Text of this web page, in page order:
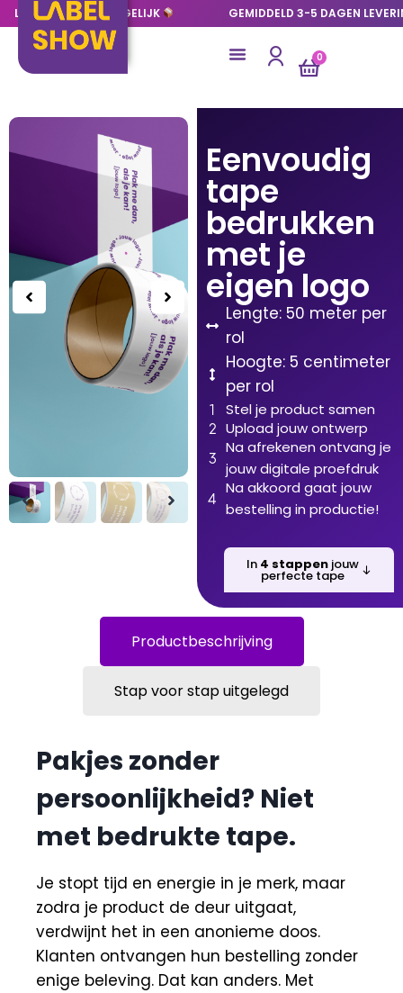
LAGE OPLAGES MOGELIJK GEMIDDELD 3-5 DAGEN
0
Eenvoudig
tape
bedrukken
met je
eigen logo
Lengte: 50 meter per
rol
Hoogte: 5 centimeter
per rol
Stel je product samen
Upload jouw ontwerp
Na afrekenen ontvang je
jouw digitale proefdruk
Na akkoord gaat jouw
bestelling in productie!
In 4 stappen jouw
perfecte tape
Productbeschrijving
Stap voor stap uitgelegd
Pakjes zonder
persoonlijkheid? Niet
met bedrukte tape.
Je stopt tijd en energie in je merk, maar
zodra je product de deur uitgaat,
verdwijnt het in een anonieme doos.
Klanten ontvangen hun bestelling zonder
enige beleving. Dat kan anders. Met